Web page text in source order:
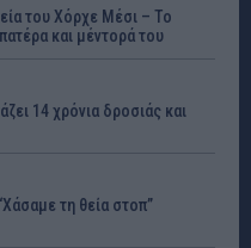
του Χόρχε Μέσι – Το
και μέντορά του
14 χρόνια δροσιάς και
τη θεία στοπ”